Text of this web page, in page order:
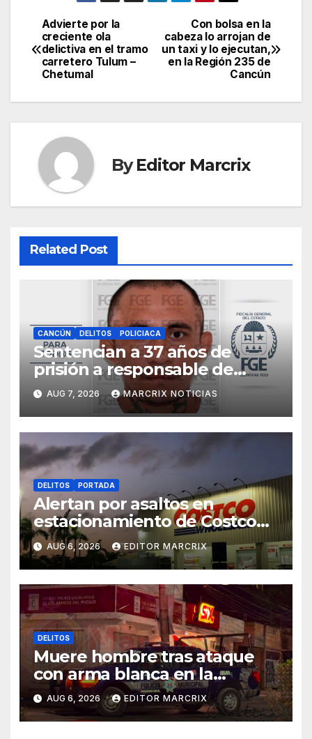
Post
navigation
Con bolsa en la
cabeza lo arrojan de
un taxi y lo ejecutan,
en la Región 235 de
Cancún
Advierte por la
creciente ola
delictiva en el tramo
carretero Tulum –
Chetumal
ByEditor Marcrix
Related Post
CANCÚN DELITOS POLICIACA
Sentencian a 37 años de
prisión a responsable de
matar a una mujer cubana en
Cancún
AUG 7, 2026 MARCRIX NOTICIAS
DELITOS PORTADA
Alertan por asaltos en
estacionamiento de Costco
Cancún
AUG 6, 2026 EDITOR MARCRIX
DELITOS
Muere hombre tras ataque
con arma blanca en la
Supermanzana 89 de Cancún
AUG 6, 2026 EDITOR MARCRIX